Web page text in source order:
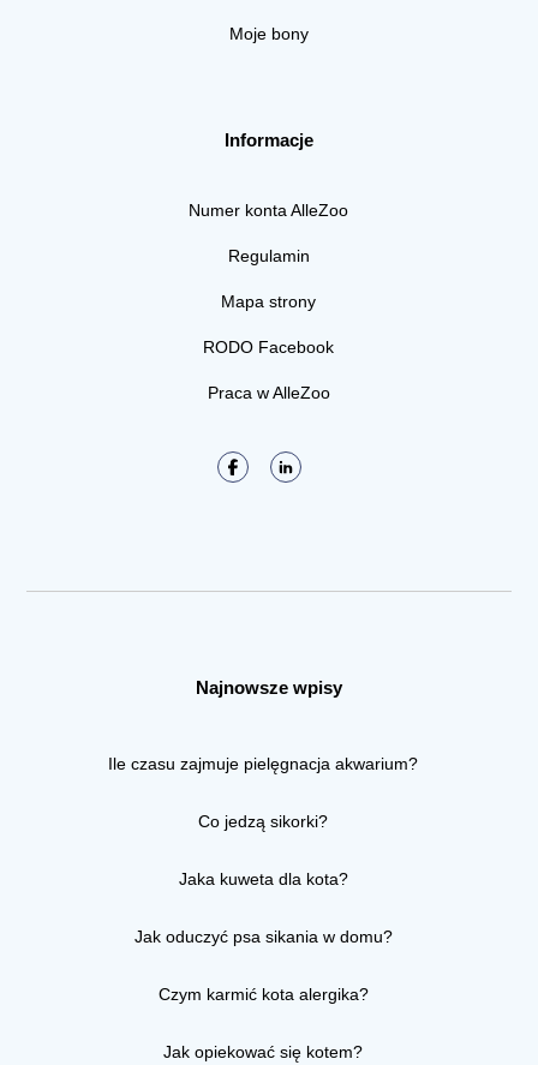
Moje bony
Informacje
Numer konta AlleZoo
Regulamin
Mapa strony
RODO Facebook
Praca w AlleZoo
Najnowsze wpisy
Ile czasu zajmuje pielęgnacja akwarium?
Co jedzą sikorki?
Jaka kuweta dla kota?
Jak oduczyć psa sikania w domu?
Czym karmić kota alergika?
Jak opiekować się kotem?